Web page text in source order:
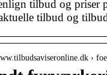
tilbud og priser
tilbud og
›